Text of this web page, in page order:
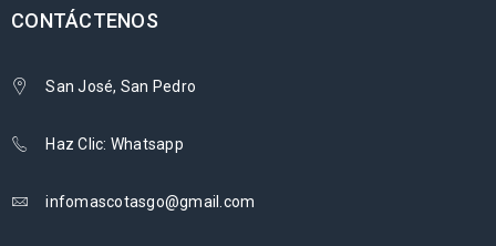
CONTÁCTENOS
San José, San Pedro
Haz Clic: Whatsapp
infomascotasgo@gmail.com